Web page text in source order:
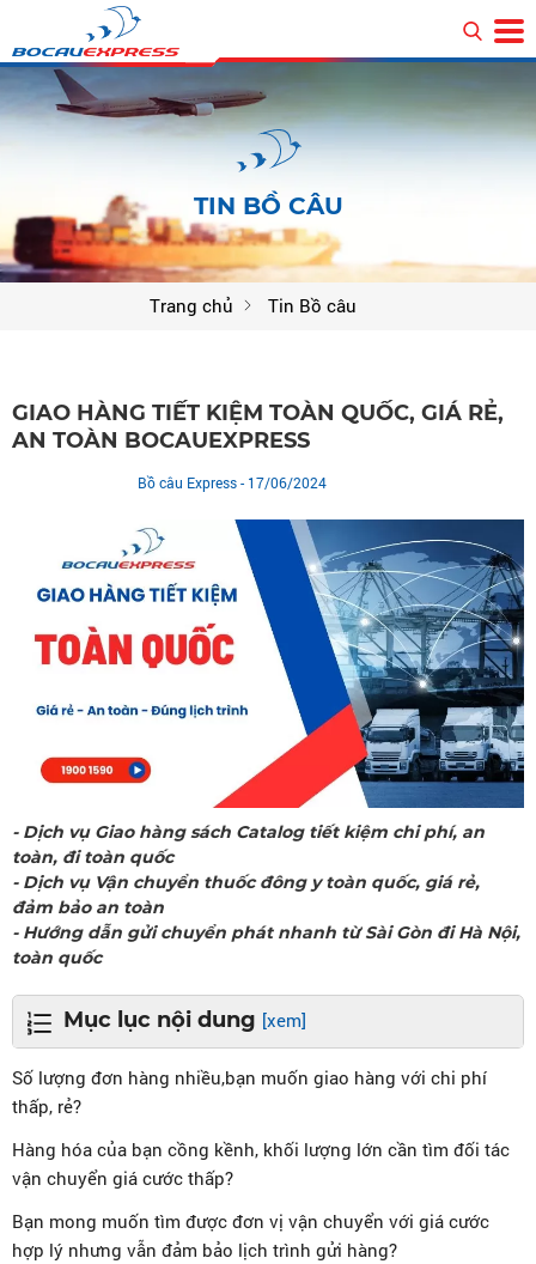
TIN BỒ CÂU
Trang chủ Tin Bồ câu
GIAO HÀNG TIẾT KIỆM TOÀN QUỐC, GIÁ RẺ,
AN TOÀN BOCAUEXPRESS
Bồ câu Express- 17/06/2024
- Dịch vụ Giao hàng sách Catalog tiết kiệm chi phí, an
toàn, đi toàn quốc
- Dịch vụ Vận chuyển thuốc đông y toàn quốc, giá rẻ,
đảm bảo an toàn
- Hướng dẫn gửi chuyển phát nhanh từ Sài Gòn đi Hà Nội,
toàn quốc
Mục lục nội dung [xem]
LIÊN HỆ CHUYỂN PHÁT NHANH BỒ CÂU
DỊCH VỤ GIAO HÀNG NHANH TOÀN QUỐC
Số lượng đơn hàng nhiều,bạn muốn giao hàng với chi phí
thấp, rẻ?
Hàng hóa của bạn cồng kềnh, khối lượng lớn cần tìm đối tác
vận chuyển giá cước thấp?
Bạn mong muốn tìm được đơn vị vận chuyển với giá cước
hợp lý nhưng vẫn đảm bảo lịch trình gửi hàng?